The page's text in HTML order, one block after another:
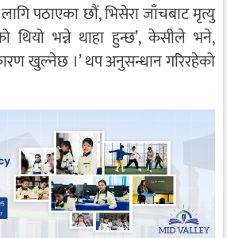
लागि पठाएका छौं, भिसेरा जाँचबाट मृत्यु
भन्ने थाहा हुन्छ’, केसीले भने,
खुल्नेछ ।’ थप अनुसन्धान गरिरहेको